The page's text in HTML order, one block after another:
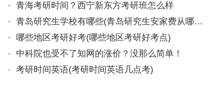
青海考研时间？西宁新东方考研班怎么样
青岛研究生学校有哪些(青岛研究生安家费从哪一年开始)
哪些地区考研好考(哪些地区考研好考点)
中科院也受不了知网的涨价？没那么简单！
考研时间英语(考研时间英语几点考)